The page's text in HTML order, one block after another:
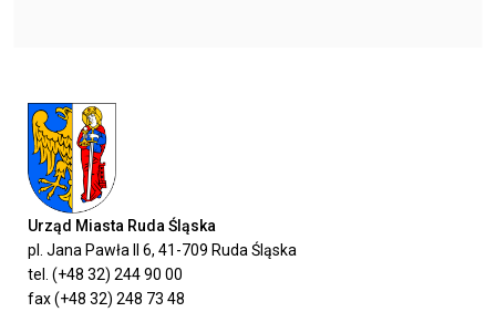
Urząd Miasta Ruda Śląska
pl. Jana Pawła II 6, 41-709 Ruda Śląska
tel. (+48 32) 244 90 00
fax (+48 32) 248 73 48